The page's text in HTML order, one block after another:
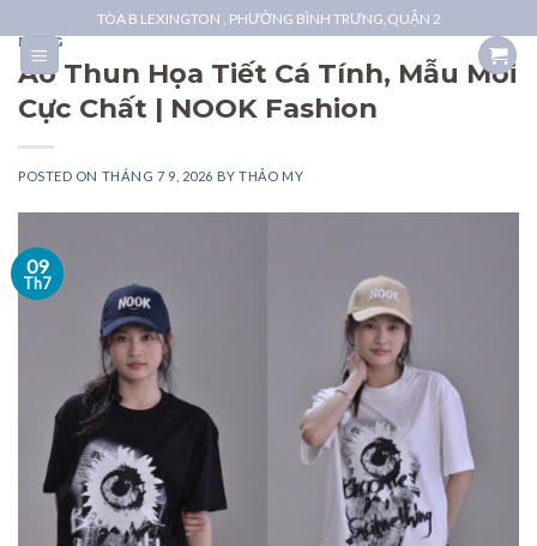
to
content
TÒA B LEXINGTON , PHƯỜNG BÌNH TRƯNG,QUẬN 2
BLOG
Áo Thun Họa Tiết Cá Tính, Mẫu Mới
Cực Chất | NOOK Fashion
POSTED ON THÁNG 7 9, 2026 BYTHẢO MY
09
Th7